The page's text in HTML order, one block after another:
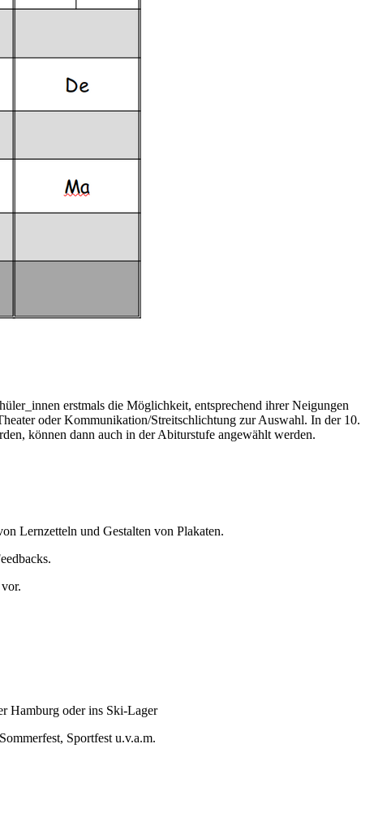
erstmals die Möglichkeit, entsprechend ihrer Neigungen
oder Kommunikation/Streitschlichtung zur Auswahl. In der 10.
können dann auch in der Abiturstufe angewählt werden.
Lernzetteln und Gestalten von Plakaten.
Hamburg oder ins Ski-Lager
Sportfest u.v.a.m.